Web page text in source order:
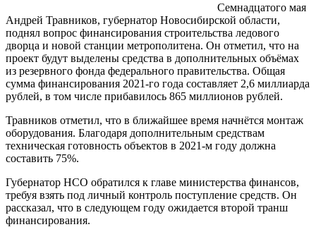
Семнадцатого мая
Андрей Травников, губернатор Новосибирской области,
поднял вопрос финансирования строительства ледового
дворца и новой станции метрополитена. Он отметил, что на
проект будут выделены средства в дополнительных объёмах
из резервного фонда федерального правительства. Общая
сумма финансирования 2021-го года составляет 2,6 миллиарда
рублей, в том числе прибавилось 865 миллионов рублей.
Травников отметил, что в ближайшее время начнётся монтаж
оборудования. Благодаря дополнительным средствам
техническая готовность объектов в 2021-м году должна
составить 75%.
Губернатор НСО обратился к главе министерства финансов,
требуя взять под личный контроль поступление средств. Он
рассказал, что в следующем году ожидается второй транш
финансирования.